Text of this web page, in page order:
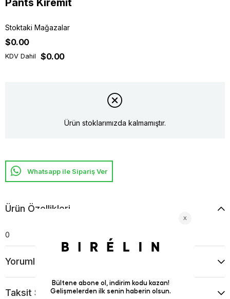
Pants Kiremit
Stoktaki Mağazalar
$0.00
KDV Dahil $0.00
Ürün stoklarımızda kalmamıştır.
Whatsapp ile Sipariş Ver
Ürün Özellikleri
0
Yorumlar
Taksit Seçenekleri